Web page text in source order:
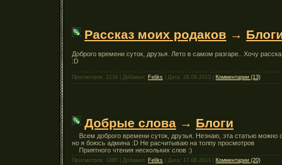
Рассказ моих родаков →
Доброго времени суток, друзья. Лето в самом разгаре.. Хочу
:D
Просмотров: 2134 | Добавил: Feliks | Дата:28.08.2013 Комментарии (13)
Добрые слова → Блоги
Всем доброго времени суток, друзья. Незнаю, эта статью можно
но я боюсь админа :D Не расчитываю на толпу просмотров
Приятного чтения нескольких слов :)
Просмотров: 1885 | Добавил: Feliks | Дата: 17.08.2013 Комментарии (20)